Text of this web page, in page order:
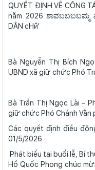
Bà Nguyễn Thị Bích
UBND xã giữ chức Phó
Bà Trần Thị Ngọc Lài –
giữ chức Phó Chánh Văn
Các quyết định điều
01/5/2026.
Phát biểu tại buổi lễ, Bí
Hồ Quốc Phong chúc